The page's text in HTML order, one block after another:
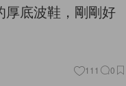
厚底波鞋，剛剛好
111 0